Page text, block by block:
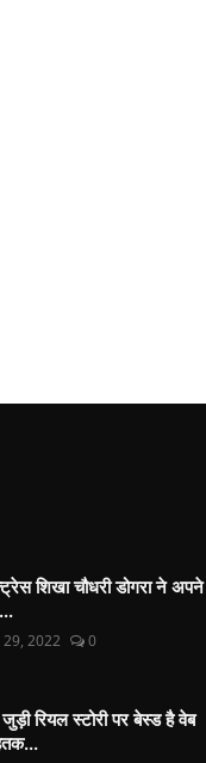
शिखा चौधरी डोगरा ने अपने
29, 2022 0
रियल स्टोरी पर बेस्ड है वेब